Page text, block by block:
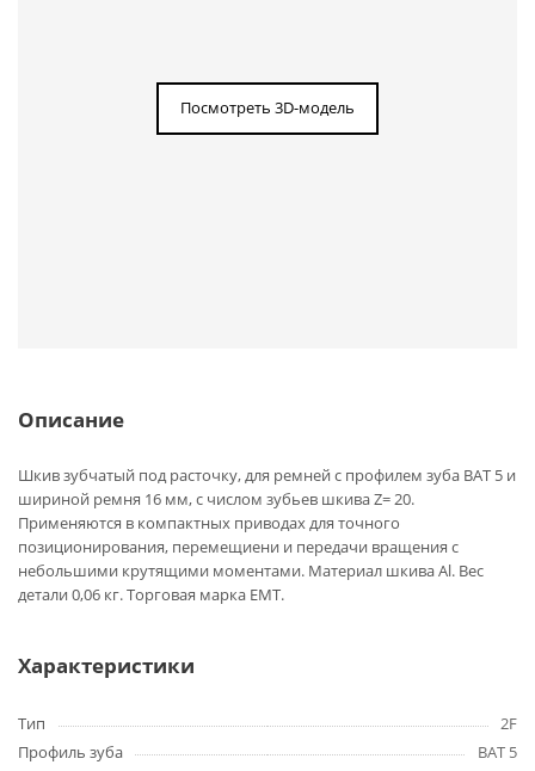
Посмотреть 3D-модель
Описание
Шкив зубчатый под расточку, для ремней с профилем зуба BAT 5 и
шириной ремня 16 мм, с числом зубьев шкива Z= 20.
Применяются в компактных приводах для точного
позиционирования, перемещиени и передачи вращения с
небольшими крутящими моментами. Материал шкива Al. Вес
детали 0,06 кг. Торговая марка EMT.
Характеристики
Тип
2F
Профиль зуба
BAT 5